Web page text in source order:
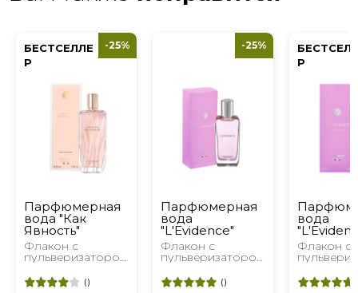
-25%
БЕСТСЕЛЛЕ
Р
Парфюмерная
вода "Как
Явность"
Флакон с
пульверизатором
()
-25%
Парфюмерная
вода
"L'Еvidence"
Флакон с
пульверизатором
()
Р
вода
Флакон с